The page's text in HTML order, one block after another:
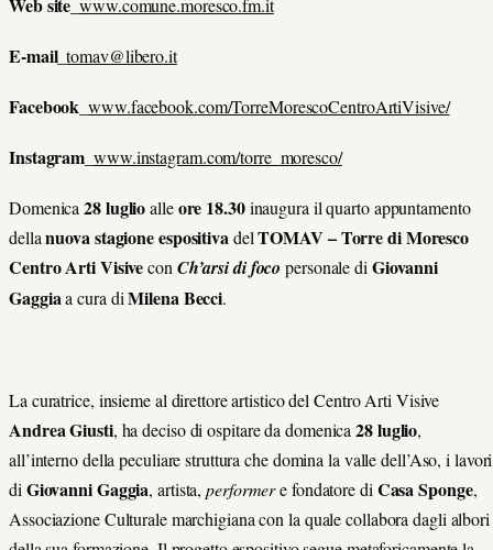
E-mail_tomav@libero.it
Facebook_www.facebook.com/TorreMorescoCentroArtiVisive/
Instagram_ www.instagram.com/torre_moresco/
Domenica28 luglioalleore 18.30inaugura il quarto appuntamento
dellanuovastagione espositivadelTOMAV –Torre di Moresco
Centro Arti VisiveconCh’arsi di foco personale diGiovanni
Gaggiaa cura diMilena Becci.
La curatrice, insieme al direttore artistico del Centro Arti Visive
Andrea Giusti, ha deciso di ospitare da domenica28 luglio,
all’interno della peculiare struttura che domina la valle dell’Aso, i lavori
di Giovanni Gaggia, artista,performere fondatore di Casa Sponge,
Associazione Culturale marchigiana con la quale collabora dagli albori